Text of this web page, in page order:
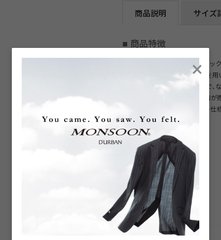
商品説明 サイズ
■ 商品特徴
ブロード素材を使用した、ブラ
発色性に優れたギザコットンを
よくソフトに染め上げることで
徴です。無地ながら素材の表情
印象を添えます。ワイドカラー
おすすめの一枚です。
ウォッシャブル/家庭洗濯対応
商品詳細
商品番号
ブランド商品番号
×